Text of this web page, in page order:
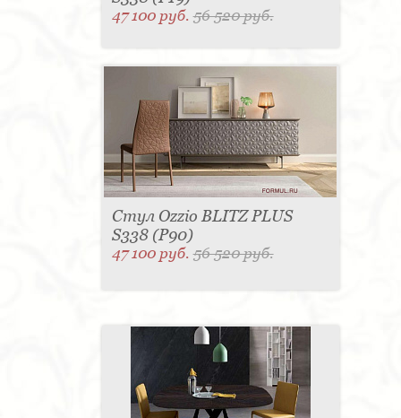
47 100 руб.56 520 руб.
Стул Ozzio BLITZ PLUS
S338 (P90)
47 100 руб.56 520 руб.